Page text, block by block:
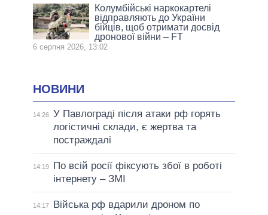
Колумбійські наркокартелі
відправляють до України
бійців, щоб отримати досвід
дронової війни – FT
6 серпня 2026, 13:02
НОВИНИ
14:26 У Павлограді після атаки рф горять
логістичні склади, є жертва та
постраждалі
14:19
По всій росії фіксують збої в роботі
інтернету – ЗМІ
14:17
Війська рф вдарили дроном по